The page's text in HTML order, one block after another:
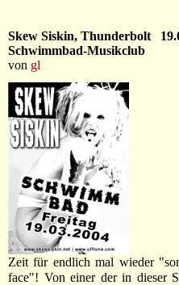
Skew Siskin, Thunderbolt
Schwimmbad-Musikclub
von gl
Zeit für endlich mal wieder
face"! Von einer der in dieser